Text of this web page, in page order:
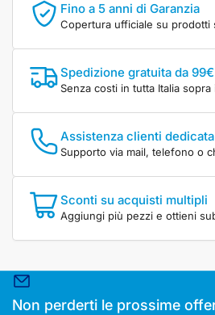
Fino a 5 anni di Garanzia
Copertura ufficiale su prodotti
Spedizione gratuita da 99€
Senza costi in tutta Italia sopra
Assistenza clienti dedicata
Supporto via mail, telefono o
Sconti su acquisti multipli
Aggiungi più pezzi e ottieni
Non perderti le prossime